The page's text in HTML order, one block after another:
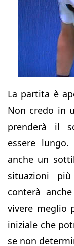
La partita è
Non credo in
prenderà il
essere
anche un
situazioni
conterà
vivere meglio
iniziale che
se non